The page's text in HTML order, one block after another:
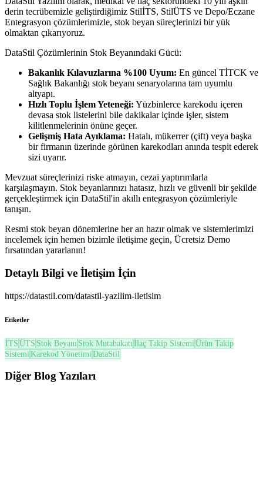
derin tecrübemizle geliştirdiğimiz StilİTS, StilÜTS ve Depo/Eczane
Entegrasyon çözümlerimizle, stok beyan süreçlerinizi bir yük
olmaktan çıkarıyoruz.
DataStil Çözümlerinin Stok Beyanındaki Gücü:
Bakanlık Kılavuzlarına %100 Uyum: En güncel TİTCK ve
Sağlık Bakanlığı stok beyanı senaryolarına tam uyumlu
altyapı.
Hızlı Toplu İşlem Yeteneği: Yüzbinlerce karekodu içeren
devasa stok listelerini bile dakikalar içinde işler, sistem
kilitlenmelerinin önüne geçer.
Gelişmiş Hata Ayıklama: Hatalı, mükerrer (çift) veya başka
bir firmanın üzerinde görünen karekodları anında tespit ederek
sizi uyarır.
Mevzuat süreçlerinizi riske atmayın, cezai yaptırımlarla
karşılaşmayın. Stok beyanlarınızı hatasız, hızlı ve güvenli bir şekilde
gerçekleştirmek için DataStil'in akıllı entegrasyon çözümleriyle
tanışın.
Resmi stok beyan dönemlerine her an hazır olmak ve sistemlerimizi
incelemek için hemen bizimle iletişime geçin, Ücretsiz Demo
fırsatından yararlanın!
Detaylı Bilgi ve İletişim İçin
https://datastil.com/datastil-yazilim-iletisim
Etiketler
İTS ÜTS Stok Beyanı Stok Mutabakatı İlaç Takip Sistemi Ürün Takip
Sistemi Karekod Yönetimi DataStil
Diğer Blog Yazıları